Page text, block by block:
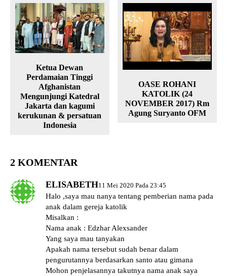
Ketua Dewan
Perdamaian Tinggi
Afghanistan
Mengunjungi Katedral
Jakarta dan kagumi
kerukunan & persatuan
Indonesia
OASE ROHANI
KATOLIK (24
NOVEMBER 2017) Rm
Agung Suryanto OFM
2 KOMENTAR
ELISABETH11 Mei 2020 Pada 23:45
Halo ,saya mau nanya tentang pemberian nama pada
anak dalam gereja katolik
Misalkan :
Nama anak : Edzhar Alexsander
Yang saya mau tanyakan
Apakah nama tersebut sudah benar dalam
pengurutannya berdasarkan santo atau gimana
Mohon penjelasannya takutnya nama anak saya